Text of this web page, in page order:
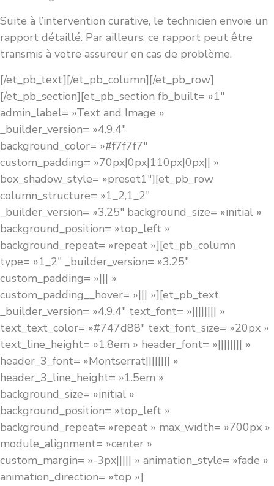
Suite à l’intervention curative, le technicien envoie un
rapport détaillé. Par ailleurs, ce rapport peut être
transmis à votre assureur en cas de problème.
[/et_pb_text][/et_pb_column][/et_pb_row]
[/et_pb_section][et_pb_section fb_built= »1″
admin_label= »Text and Image »
_builder_version= »4.9.4″
background_color= »#f7f7f7″
custom_padding= »70px|0px|110px|0px|| »
box_shadow_style= »preset1″][et_pb_row
column_structure= »1_2,1_2″
_builder_version= »3.25″ background_size= »initial »
background_position= »top_left »
background_repeat= »repeat »][et_pb_column
type= »1_2″ _builder_version= »3.25″
custom_padding= »||| »
custom_padding__hover= »||| »][et_pb_text
_builder_version= »4.9.4″ text_font= »|||||||| »
text_text_color= »#747d88″ text_font_size= »20px »
text_line_height= »1.8em » header_font= »|||||||| »
header_3_font= »Montserrat|||||||| »
header_3_line_height= »1.5em »
background_size= »initial »
background_position= »top_left »
background_repeat= »repeat » max_width= »700px »
module_alignment= »center »
custom_margin= »-3px||||| » animation_style= »fade »
animation_direction= »top »]